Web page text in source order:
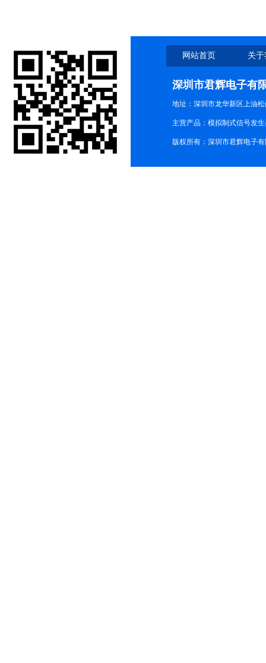
网站首页 关
深圳市君辉电子有
地址：深圳市龙华新区上油松
主营产品：模拟制式信号发
版权所有：深圳市君辉电子